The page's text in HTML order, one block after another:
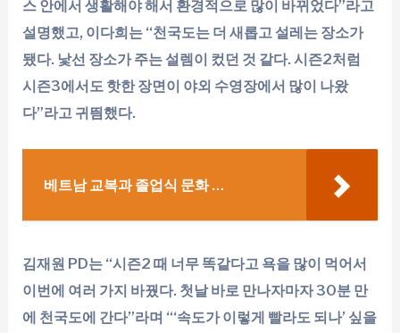
스 안에서 생활해야 해서 환경적으로 많이 바뀌었다”라고
설명했고, 이다희는 “천국도는 더 새롭고 설레는 장소가
됐다. 낯선 장소가 주는 설렘이 컸던 것 같다. 시즌2처럼
시즌3에서도 핫한 장면이 야외 수영장에서 많이 나왔
다”라고 귀띔했다.
베트남 교복과 졸업식 문화 …
김재원 PD는 “시즌2 때 너무 똑같다고 욕을 많이 먹어서
이번에 여러 가지 바꿨다. 첫날 바로 만나자마자 30분 만
에 천국도에 간다”라며 “‘속도가 이렇게 빨라도 되나’ 싶을